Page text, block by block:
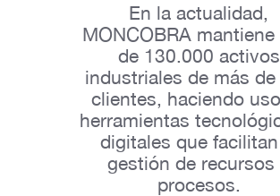
En la actualidad,
MONCOBRA mantiene
de 130.000 activos
industriales de más de
clientes, haciendo
herramientas
digitales que
gestión de recursos
procesos.